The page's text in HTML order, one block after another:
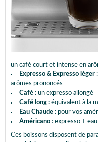
un café court et intense en
Expresso & Expresso léger
arômes prononcés
Café : un expresso allongé
Café long : équivalent à la
Eau Chaude : pour vos
Américano : expresso +
Ces boissons disposent de